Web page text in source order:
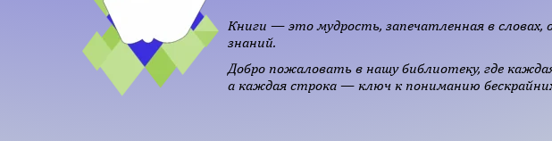
Книги — это мудрость, запечатленная в
знаний.
Добро пожаловать в нашу библиотеку, где
а каждая строка — ключ к пониманию